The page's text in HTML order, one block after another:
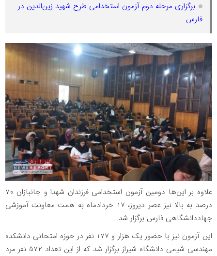
برگزاری مرحله دوم آزمون استخدامی طرح شهید زین‌الدین در
فارس
علاوه بر این‌ها دومین آزمون استخدامی فرزندان شهدا و جانبازان 70
درصد به بالا نیز عصر دیروز، 17 خردادماه به همت معاونت آموزشی
جهاددانشگاهی فارس برگزار شد.
این آزمون نیز با حضور یک هزار و 177 نفر در حوزه امتحانی دانشکده
مهندسی شیمی دانشگاه شیراز برگزار شد که از این تعداد 572 نفر مرد